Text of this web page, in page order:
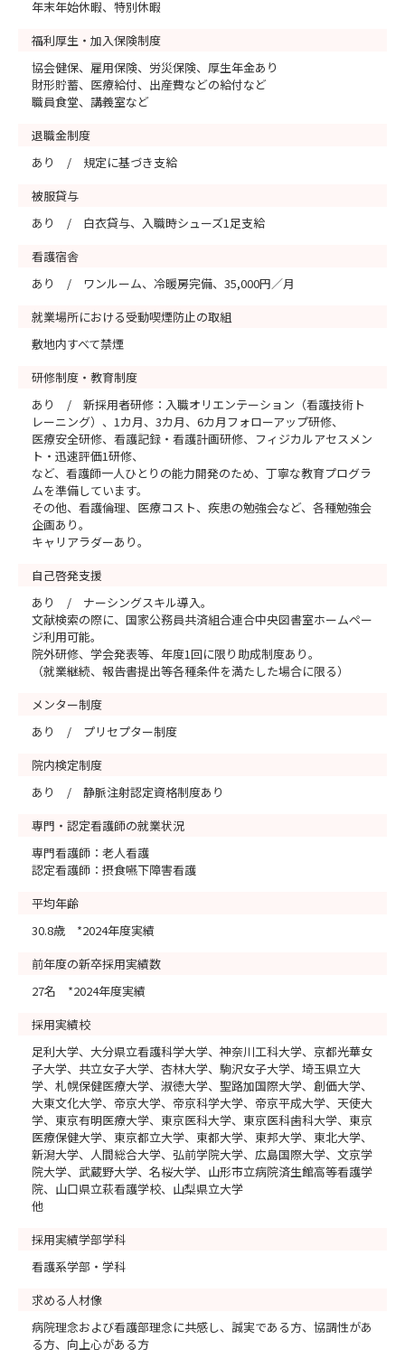
年末年始休暇、特別休暇
福利厚生・加入保険制度
協会健保、雇用保険、労災保険、厚生年金あり
財形貯蓄、医療給付、出産費などの給付など
職員食堂、講義室など
退職金制度
あり / 規定に基づき支給
被服貸与
あり / 白衣貸与、入職時シューズ1足支給
看護宿舎
あり / ワンルーム、冷暖房完備、35,000円／月
就業場所における受動喫煙防止の取組
敷地内すべて禁煙
研修制度・教育制度
あり / 新採用者研修：入職オリエンテーション（看護技術ト
レーニング）、1カ月、3カ月、6カ月フォローアップ研修、
医療安全研修、看護記録・看護計画研修、フィジカルアセスメン
ト・迅速評価1研修、
など、看護師一人ひとりの能力開発のため、丁寧な教育プログラ
ムを準備しています。
その他、看護倫理、医療コスト、疾患の勉強会など、各種勉強会
企画あり。
キャリアラダーあり。
自己啓発支援
あり / ナーシングスキル導入。
文献検索の際に、国家公務員共済組合連合中央図書室ホームペー
ジ利用可能。
院外研修、学会発表等、年度1回に限り助成制度あり。
（就業継続、報告書提出等各種条件を満たした場合に限る）
メンター制度
あり / プリセプター制度
院内検定制度
あり / 静脈注射認定資格制度あり
専門・認定看護師の就業状況
専門看護師：老人看護
認定看護師：摂食嚥下障害看護
平均年齢
30.8歳 *2024年度実績
前年度の新卒採用実績数
27名 *2024年度実績
採用実績校
足利大学、大分県立看護科学大学、神奈川工科大学、京都光華女
子大学、共立女子大学、杏林大学、駒沢女子大学、埼玉県立大
学、札幌保健医療大学、淑徳大学、聖路加国際大学、創価大学、
大東文化大学、帝京大学、帝京科学大学、帝京平成大学、天使大
学、東京有明医療大学、東京医科大学、東京医科歯科大学、東京
医療保健大学、東京都立大学、東都大学、東邦大学、東北大学、
新潟大学、人間総合大学、弘前学院大学、広島国際大学、文京学
院大学、武蔵野大学、名桜大学、山形市立病院済生館高等看護学
院、山口県立萩看護学校、山梨県立大学
他
採用実績学部学科
看護系学部・学科
求める人材像
病院理念および看護部理念に共感し、誠実である方、協調性があ
る方、向上心がある方